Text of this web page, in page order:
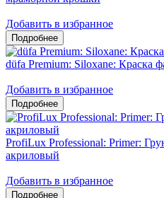
Добавить в избранное
düfa Premium: Siloxane: Краска
Добавить в избранное
ProfiLux Professional: Primer:
акриловый
Добавить в избранное